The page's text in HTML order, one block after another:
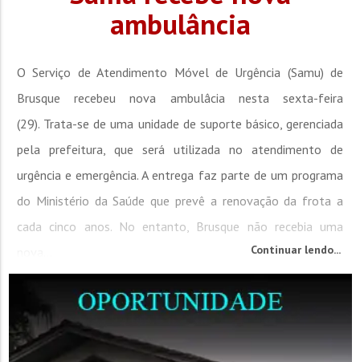
ambulância
O Serviço de Atendimento Móvel de Urgência (Samu) de
Brusque recebeu nova ambulâcia nesta sexta-feira
(29). Trata-se de uma unidade de suporte básico, gerenciada
pela prefeitura, que será utilizada no atendimento de
urgência e emergência. A entrega faz parte de um programa
do Ministério da Saúde que prevê a renovação da frota a
cada cinco anos. No entanto, Brusque não recebia uma
Continuar lendo...